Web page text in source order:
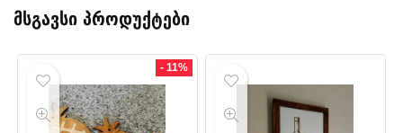
მსგავსი პროდუქტები
- 11%